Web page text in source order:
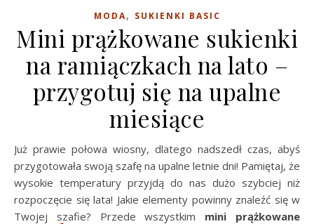
MODA, SUKIENKI BASIC
Mini prążkowane sukienki
na ramiączkach na lato –
przygotuj się na upalne
miesiące
Już prawie połowa wiosny, dlatego nadszedł czas, abyś
przygotowała swoją szafę na upalne letnie dni! Pamiętaj, że
wysokie temperatury przyjdą do nas dużo szybciej niż
rozpoczęcie się lata! Jakie elementy powinny znaleźć się w
Twojej szafie? Przede wszystkim mini prążkowane